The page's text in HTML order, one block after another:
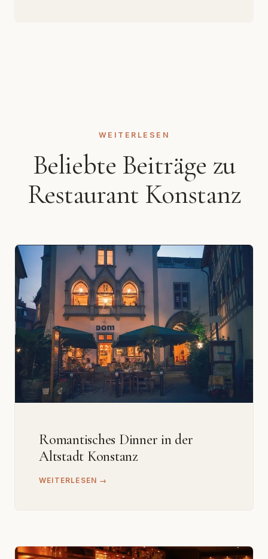
WEITERLESEN
Beliebte Beiträge zu
Restaurant Konstanz
Romantisches Dinner in der
Altstadt Konstanz
WEITERLESEN →